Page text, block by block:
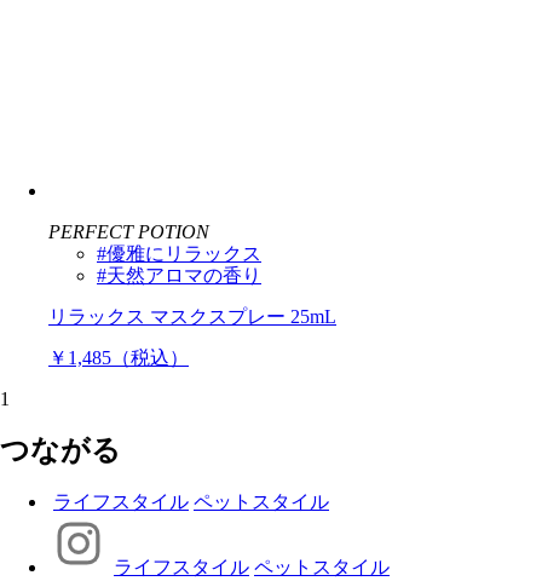
PERFECT POTION
#優雅にリラックス
#天然アロマの香り
リラックス マスクスプレー 25mL
￥1,485（税込）
1
つながる
ライフスタイル ペットスタイル
ライフスタイル ペットスタイル